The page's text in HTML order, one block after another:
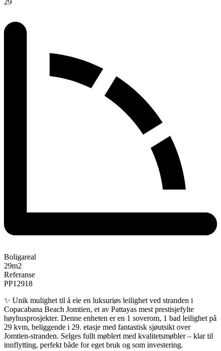
Boligareal
29m2
Referanse
PP12918
✨ Unik mulighet til å eie en luksuriøs leilighet ved stranden i
Copacabana Beach Jomtien, et av Pattayas mest prestisjefylte
høyhusprosjekter. Denne enheten er en 1 soverom, 1 bad leilighet på
29 kvm, beliggende i 29. etasje med fantastisk sjøutsikt over
Jomtien-stranden. Selges fullt møblert med kvalitetsmøbler – klar til
innflytting, perfekt både for eget bruk og som investering.